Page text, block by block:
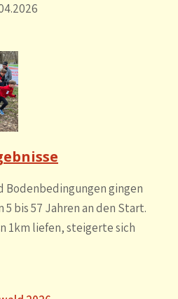
Bodenbedingungen gingen
bis 57 Jahren an den Start.
1km liefen, steigerte sich